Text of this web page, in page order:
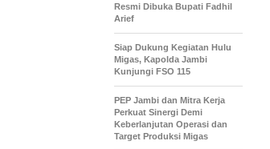
Resmi Dibuka Bupati Fadhil
Arief
Siap Dukung Kegiatan Hulu
Migas, Kapolda Jambi
Kunjungi FSO 115
PEP Jambi dan Mitra Kerja
Perkuat Sinergi Demi
Keberlanjutan Operasi dan
Target Produksi Migas